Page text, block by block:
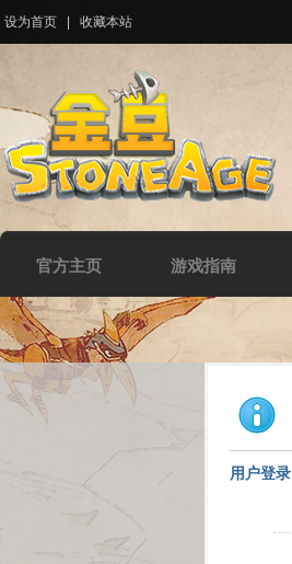
设为首页 收藏本站
官方主页 游戏指南
用户登录